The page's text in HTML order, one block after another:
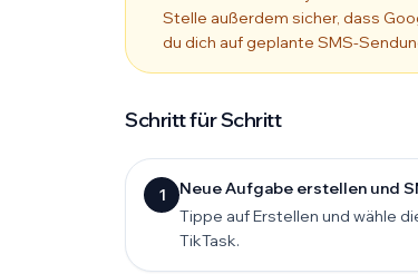
Stelle außerdem sicher, dass
du dich auf geplante SMS-
Schritt für Schritt
1
Neue Aufgabe erstellen und
Tippe auf Erstellen und wähle
TikTask.